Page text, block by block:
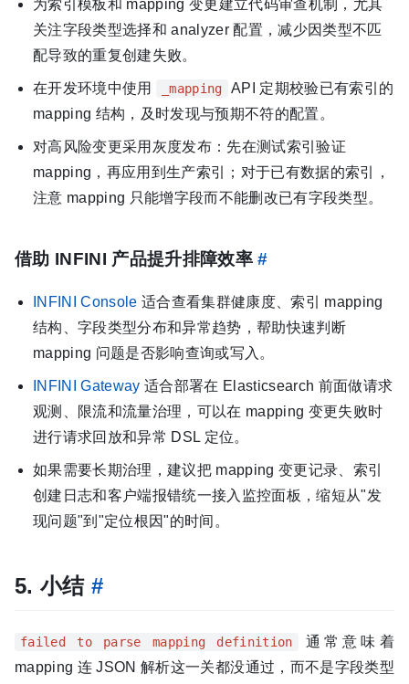
为索引模板和 mapping 变更建立代码审查机制，尤其
关注字段类型选择和 analyzer 配置，减少因类型不匹
配导致的重复创建失败。
在开发环境中使用 _mapping
API 定期校验已有索引的
mapping 结构，及时发现与预期不符的配置。
对高风险变更采用灰度发布：先在测试索引验证
mapping，再应用到生产索引；对于已有数据的索引，
注意 mapping 只能增字段而不能删改已有字段类型。
借助 INFINI 产品提升排障效率#
INFINI Console 适合查看集群健康度、索引 mapping
结构、字段类型分布和异常趋势，帮助快速判断
mapping 问题是否影响查询或写入。
INFINI Gateway 适合部署在 Elasticsearch 前面做请求
观测、限流和流量治理，可以在 mapping 变更失败时
进行请求回放和异常 DSL 定位。
如果需要长期治理，建议把 mapping 变更记录、索引
创建日志和客户端报错统一接入监控面板，缩短从"发
现问题"到"定位根因"的时间。
5. 小结 #
failed to parse mapping definition
通常意味着
mapping 连 JSON 解析这一关都没通过，而不是字段类型